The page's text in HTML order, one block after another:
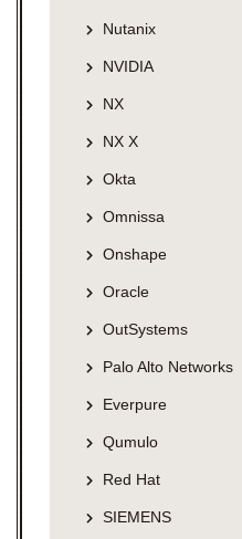
Nutanix
NVIDIA
NX
NX X
Okta
Omnissa
Onshape
Oracle
OutSystems
Palo Alto Networks
Everpure
Qumulo
Red Hat
SIEMENS